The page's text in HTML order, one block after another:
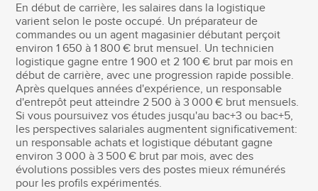
En début de carrière, les salaires dans la logistique
varient selon le poste occupé. Un préparateur de
commandes ou un agent magasinier débutant perçoit
environ 1 650 à 1 800 € brut mensuel. Un technicien
logistique gagne entre 1 900 et 2 100 € brut par mois en
début de carrière, avec une progression rapide possible.
Après quelques années d'expérience, un responsable
d'entrepôt peut atteindre 2 500 à 3 000 € brut mensuels.
Si vous poursuivez vos études jusqu'au bac+3 ou bac+5,
les perspectives salariales augmentent significativement:
un responsable achats et logistique débutant gagne
environ 3 000 à 3 500 € brut par mois, avec des
évolutions possibles vers des postes mieux rémunérés
pour les profils expérimentés.